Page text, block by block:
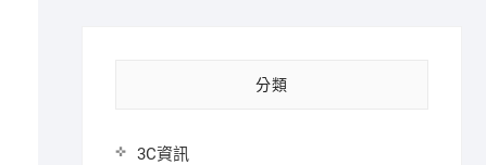
分類
3C資訊